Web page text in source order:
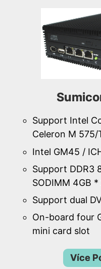
Support Intel
Celeron M 575/
Intel GM45 /
Support DDR3
SODIMM 4GB *
Support dual
On-board four
mini card slot
Více